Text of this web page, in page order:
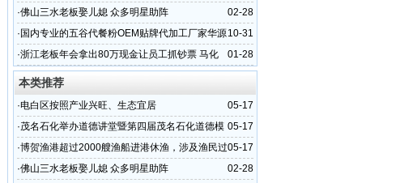
02-28
·佛山三水老板娶儿媳 众多明星助阵
10-31
· 国内专业的五谷代餐粉OEM贴牌代加工厂家华源
晨泰
01-28
·浙江老板年会拿出80万现金让员工抓钞票 马化
腾叫板每人派1亿
本类推荐
05-17
·电白区按照产业兴旺、生态宜居
05-17
·茂名石化举办道德讲堂暨第四届茂名石化道德模
范颁奖会
05-17
·博贺渔港超过2000艘渔船进港休渔，涉及渔民过
万人
02-28
·佛山三水老板娶儿媳 众多明星助阵